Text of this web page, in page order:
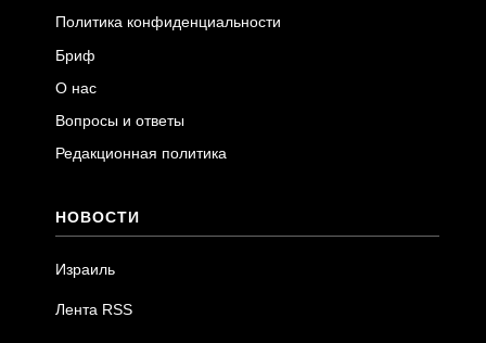
Политика конфиденциальности
Бриф
О нас
Вопросы и ответы
Редакционная политика
НОВОСТИ
Израиль
Лента RSS